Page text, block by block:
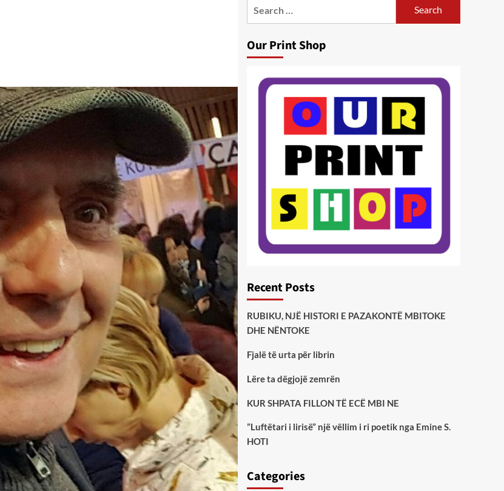
Our Print Shop
Recent Posts
RUBIKU, NJË HISTORI E PAZAKONTË MBITOKE
DHE NËNTOKE
Fjalë të urta për librin
Lëre ta dëgjojë zemrën
KUR SHPATA FILLON TË ECË MBI NE
”Luftëtari i lirisë” një vëllim i ri poetik nga Emine S.
HOTI
Categories